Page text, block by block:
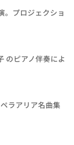
。プロジェクショ
のピアノ伴奏によ
ラアリア名曲集